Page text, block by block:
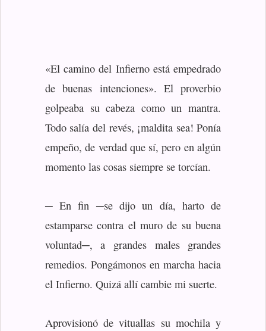
«El camino del Infierno está empedrado
de buenas intenciones». El proverbio
golpeaba su cabeza como un mantra.
Todo salía del revés, ¡maldita sea! Ponía
empeño, de verdad que sí, pero en algún
momento las cosas siempre se torcían.
─ En fin ─se dijo un día, harto de
estamparse contra el muro de su buena
voluntad─, a grandes males grandes
remedios. Pongámonos en marcha hacia
el Infierno. Quizá allí cambie mi suerte.
Aprovisionó de vituallas su mochila y